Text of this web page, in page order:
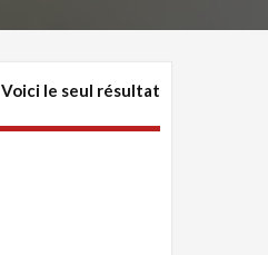
Voici le seul résultat